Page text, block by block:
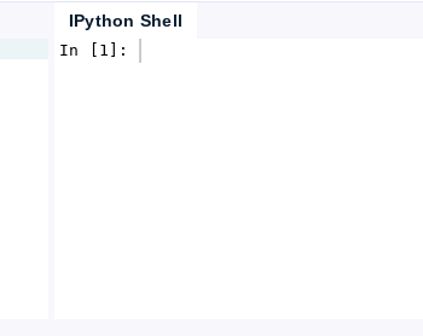
IPython Shell
In [1]: